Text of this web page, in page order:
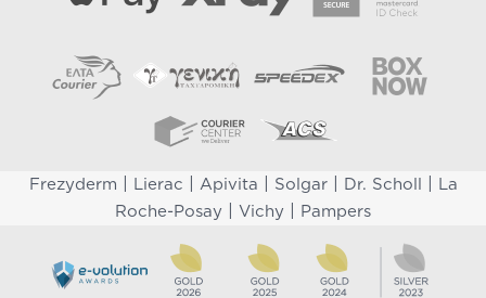
Frezyderm Lierac Apivita Solgar| Dr. Scholl
La
Roche-Posay
Vichy Pampers